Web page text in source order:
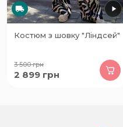
Костюм з шовку "Ліндсей"
3 500грн
2 899 грн